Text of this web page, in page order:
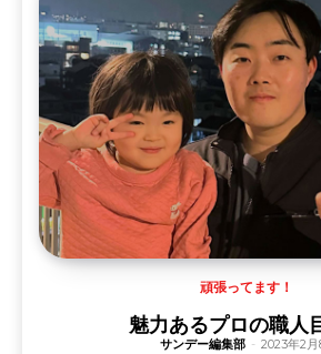
頑張ってます！
魅力あるプロの職人
サンデー編集部 - 2023年2月